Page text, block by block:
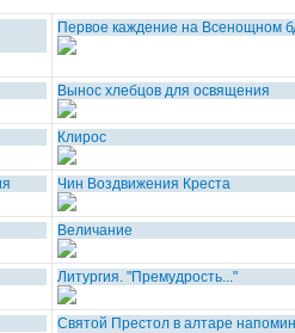
Первое каждение на Всенощном
Вынос хлебцов для освящения
Клирос
Чин Воздвижения Креста
Величание
Литургия. "Премудрость..."
Святой Престол в алтаре